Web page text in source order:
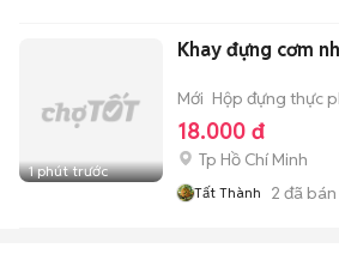
1 phút trước
Khay đựng cơm
Mới Hộp đựng thực
18.000 đ
Tp Hồ Chí Minh
Tất Thành 2 đã bán